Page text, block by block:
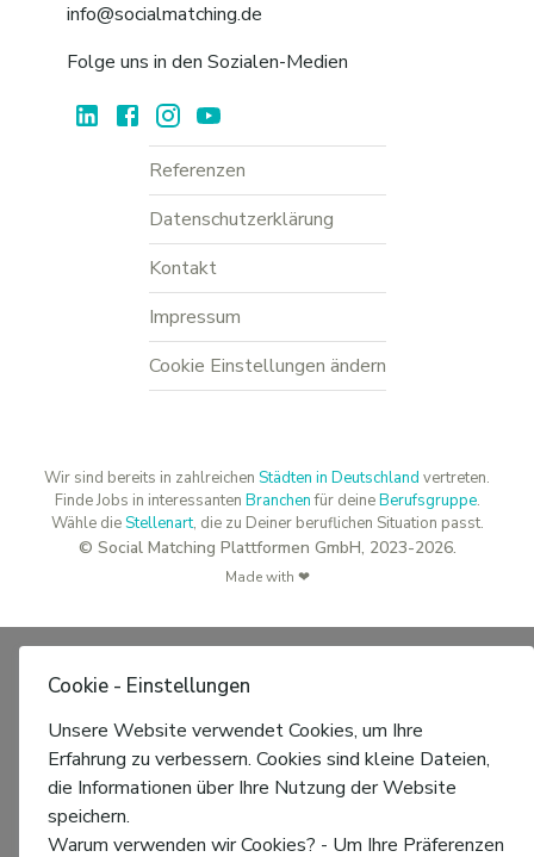
info@socialmatching.de
Folge uns in den Sozialen-Medien
Referenzen
Datenschutzerklärung
Kontakt
Impressum
Cookie Einstellungen ändern
Wir sind bereits in zahlreichen Städten in Deutschland vertreten.
Finde Jobs in interessanten Branchenfür deineBerufsgruppe.
Wähle dieStellenart, die zu Deiner beruflichen Situation passt.
© Social Matching Plattformen GmbH, 2023-2026.
Made with ❤
Cookie - Einstellungen
Unsere Website verwendet Cookies, um Ihre
Erfahrung zu verbessern. Cookies sind kleine Dateien,
die Informationen über Ihre Nutzung der Website
speichern.
Warum verwenden wir Cookies? - Um Ihre Präferenzen